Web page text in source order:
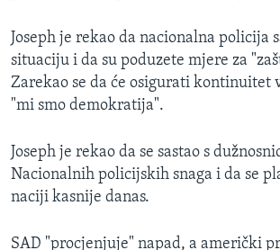
Joseph je rekao da nacionalna policija
situaciju i da su poduzete mjere za
Zarekao se da će osigurati kontinuitet
"mi smo demokratija".
Joseph je rekao da se sastao s
Nacionalnih policijskih snaga i da se
naciji kasnije danas.
SAD "procjenjuje" napad, a američki